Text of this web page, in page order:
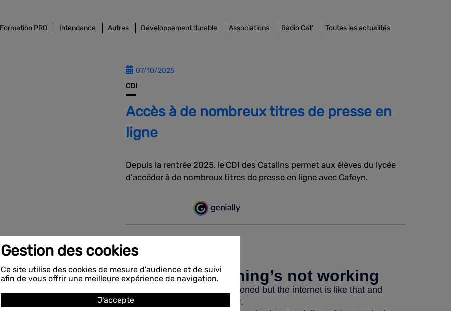
Formation PRO Intendance Autres Développement durable Associations Radio Cat' Toutes les actualités
07/10/2025
CDI
Accès à de nombreux titres de presse en
ligne
Depuis la rentrée 2025, le CDI des Catalins permet aux élèves du lycée
d'accéder à de nombreux titres de presse en ligne avec Cafeyn.
Gestion des cookies
Ce site utilise des cookies de mesure d'audience et de suivi
afin de vous offrir une meilleure expérience de navigation.
J'accepte